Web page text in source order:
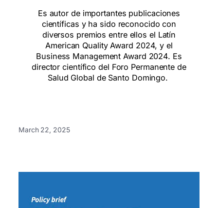
Es autor de importantes publicaciones
científicas y ha sido reconocido con
diversos premios entre ellos el Latín
American Quality Award 2024, y el
Business Management Award 2024. Es
director científico del Foro Permanente de
Salud Global de Santo Domingo.
March 22, 2025